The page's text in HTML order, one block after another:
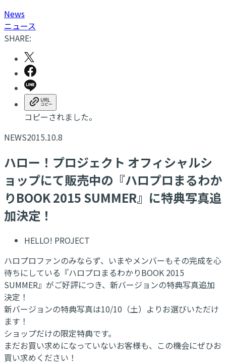
News
ニュース
SHARE:
コピーされました。
NEWS2015.10.8
ハロー！プロジェクト オフィシャルシ
ョップにて販売中の『ハロプロまるわか
りBOOK 2015 SUMMER』に特典写真追
加決定！
HELLO! PROJECT
ハロプロファンのみならず、いまやメンバーもその完成を心
待ちにしている『ハロプロまるわかりBOOK 2015
SUMMER』がご好評につき、新バージョンの特典写真追加
決定！
新バージョンの特典写真は10/10（土）よりお選びいただけ
ます！
ショップだけの限定特典です。
まだお買い求めになっていないお客様も、この機会にぜひお
買い求めください！